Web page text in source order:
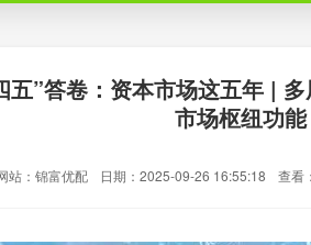
五”答卷：资本市场这五年 |
市场枢纽功能
站：锦富优配 日期：2025-09-26 16:55:18 查看